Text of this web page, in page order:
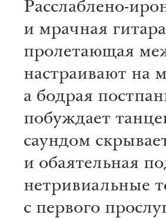
Расслаблено-
и мрачная
пролетающая
настраивают на
а бодрая
побуждает
саундом
и обаятельная
нетривиальные
с первого